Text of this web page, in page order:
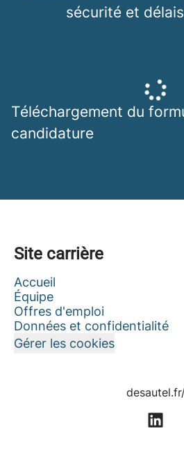
sécurité et
Téléchargement du
candidature
Site carrière
Accueil
Équipe
Offres d'emploi
Données et confidentialité
Gérer les cookies